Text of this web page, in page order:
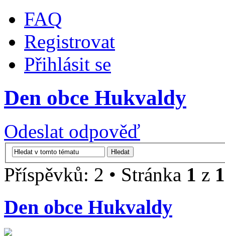
FAQ
Registrovat
Přihlásit se
Den obce Hukvaldy
Odeslat odpověď
Příspěvků: 2 • Stránka 1 z 1
Den obce Hukvaldy